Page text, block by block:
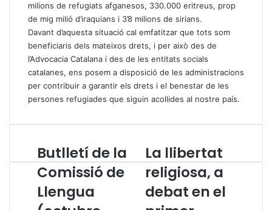
milions de refugiats afganesos, 330.000 eritreus, prop
de mig milió d’iraquians i 3’8 milions de sirians.
Davant d’aquesta situació cal emfatitzar que tots som
beneficiaris dels mateixos drets, i per això des de
l’Advocacia Catalana i des de les entitats socials
catalanes, ens posem a disposició de les administracions
per contribuir a garantir els drets i el benestar de les
persones refugiades que siguin acollides al nostre país.
B
u
t
l
Butlletí de la
Comissió de
Llengua
L
a
l
La llibertat
religiosa, a
debat en el